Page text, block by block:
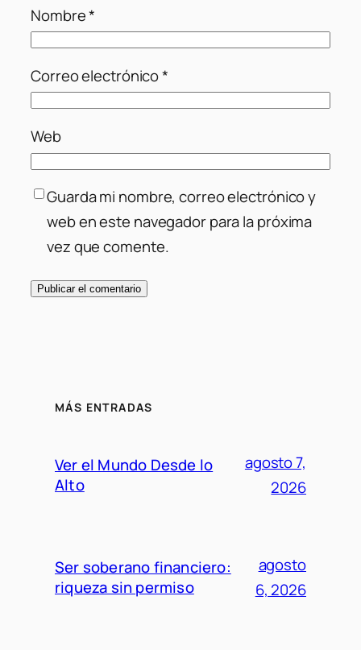
Nombre*
Correo electrónico*
Web
Guarda mi nombre, correo electrónico y
web en este navegador para la próxima
vez que comente.
MÁS ENTRADAS
Ver el Mundo Desde lo
Alto
agosto 7,
2026
Ser soberano financiero:
riqueza sin permiso
agosto
6, 2026